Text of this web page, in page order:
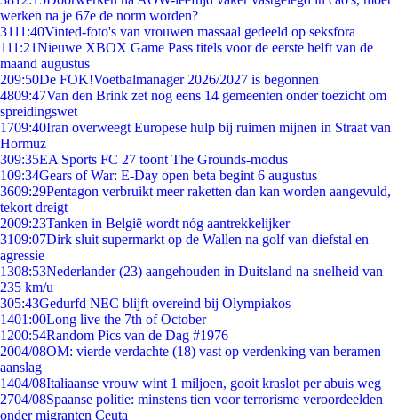
werken na je 67e de norm worden?
3111:40Vinted-foto's van vrouwen massaal gedeeld op seksfora
111:21Nieuwe XBOX Game Pass titels voor de eerste helft van de
maand augustus
209:50De FOK!Voetbalmanager 2026/2027 is begonnen
4809:47Van den Brink zet nog eens 14 gemeenten onder toezicht om
spreidingswet
1709:40Iran overweegt Europese hulp bij ruimen mijnen in Straat van
Hormuz
309:35EA Sports FC 27 toont The Grounds-modus
109:34Gears of War: E-Day open beta begint 6 augustus
3609:29Pentagon verbruikt meer raketten dan kan worden aangevuld,
tekort dreigt
2009:23Tanken in België wordt nóg aantrekkelijker
3109:07Dirk sluit supermarkt op de Wallen na golf van diefstal en
agressie
1308:53Nederlander (23) aangehouden in Duitsland na snelheid van
235 km/u
305:43Gedurfd NEC blijft overeind bij Olympiakos
1401:00Long live the 7th of October
1200:54Random Pics van de Dag #1976
2004/08OM: vierde verdachte (18) vast op verdenking van beramen
aanslag
1404/08Italiaanse vrouw wint 1 miljoen, gooit kraslot per abuis weg
2704/08Spaanse politie: minstens tien voor terrorisme veroordeelden
onder migranten Ceuta